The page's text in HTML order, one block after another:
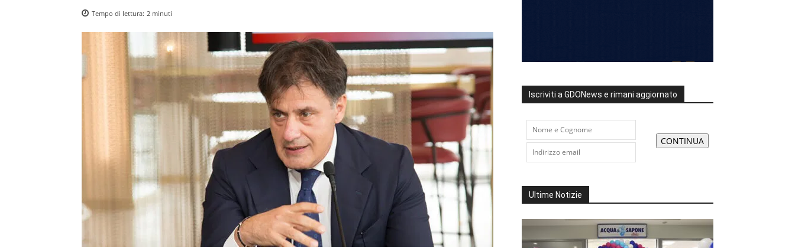
Tempo di lettura: 2 minuti
Iscriviti a GDONews e rimani aggiornato
Ultime Notizie